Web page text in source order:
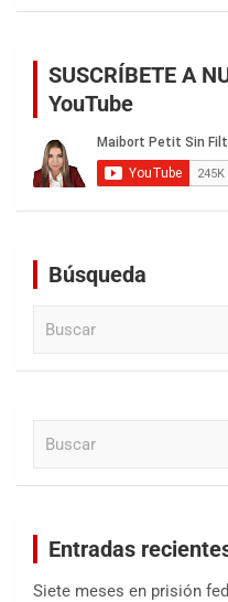
SUSCRÍBETE A
YouTube
Búsqueda
Entradas
Siete meses en prisión